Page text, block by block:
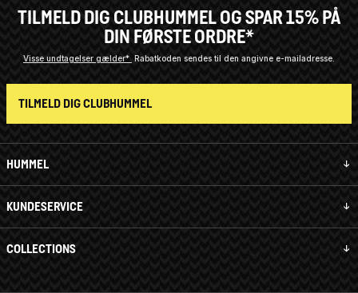
HUMMEL
KUNDESERVICE
COLLECTIONS
TILMELD DIG CLUBHUMMEL OG SPAR 15% PÅ
DIN FØRSTE ORDRE*
Visse undtagelser gælder* Rabatkoden sendes til den angivne e-mailadresse.
TILMELD DIG CLUBHUMMEL